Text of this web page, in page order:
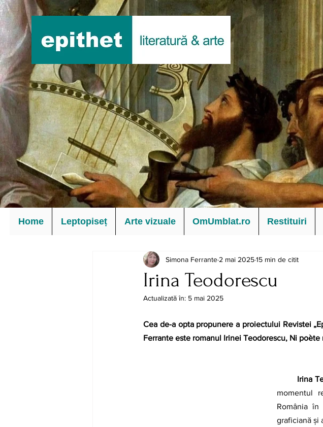
Home Leptopiseț Arte vizuale OmUmblat.ro Restituiri
Irina Teodorescu
Simona Ferrante 2 mai 202515 min de citit
Actualizată în: 5 mai 2025
Cea de-a opta propunere a proiectului Revistei
Ferrante este romanul Irinei Teodorescu, Ni
Irina
momentul
România
graficiană și